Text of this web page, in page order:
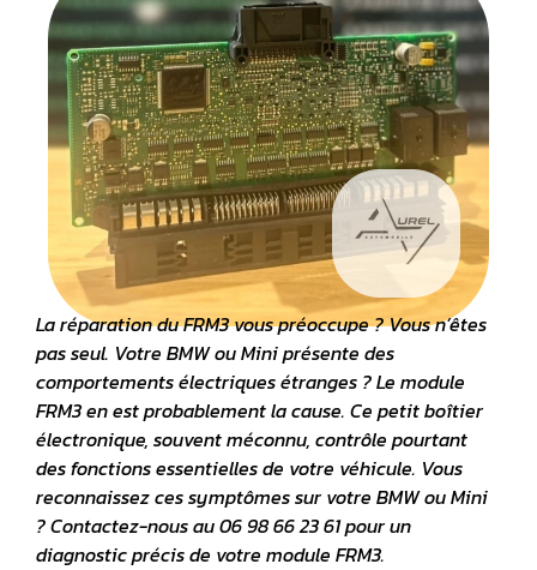
Laréparation du FRM3vous préoccupe ? Vous n’êtes
pas seul. Votre BMW ou Mini présente des
comportements électriques étranges ? Le module
FRM3 en est probablement la cause. Ce petitboîtier
électronique, souvent méconnu, contrôle pourtant
des fonctions essentielles de votre véhicule. Vous
reconnaissez ces symptômes sur votre BMW ou Mini
? Contactez-nous au 06 98 66 23 61 pour un
diagnostic précis de votre module FRM3.